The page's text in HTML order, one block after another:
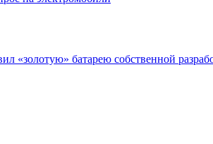
«золотую» батарею собственной